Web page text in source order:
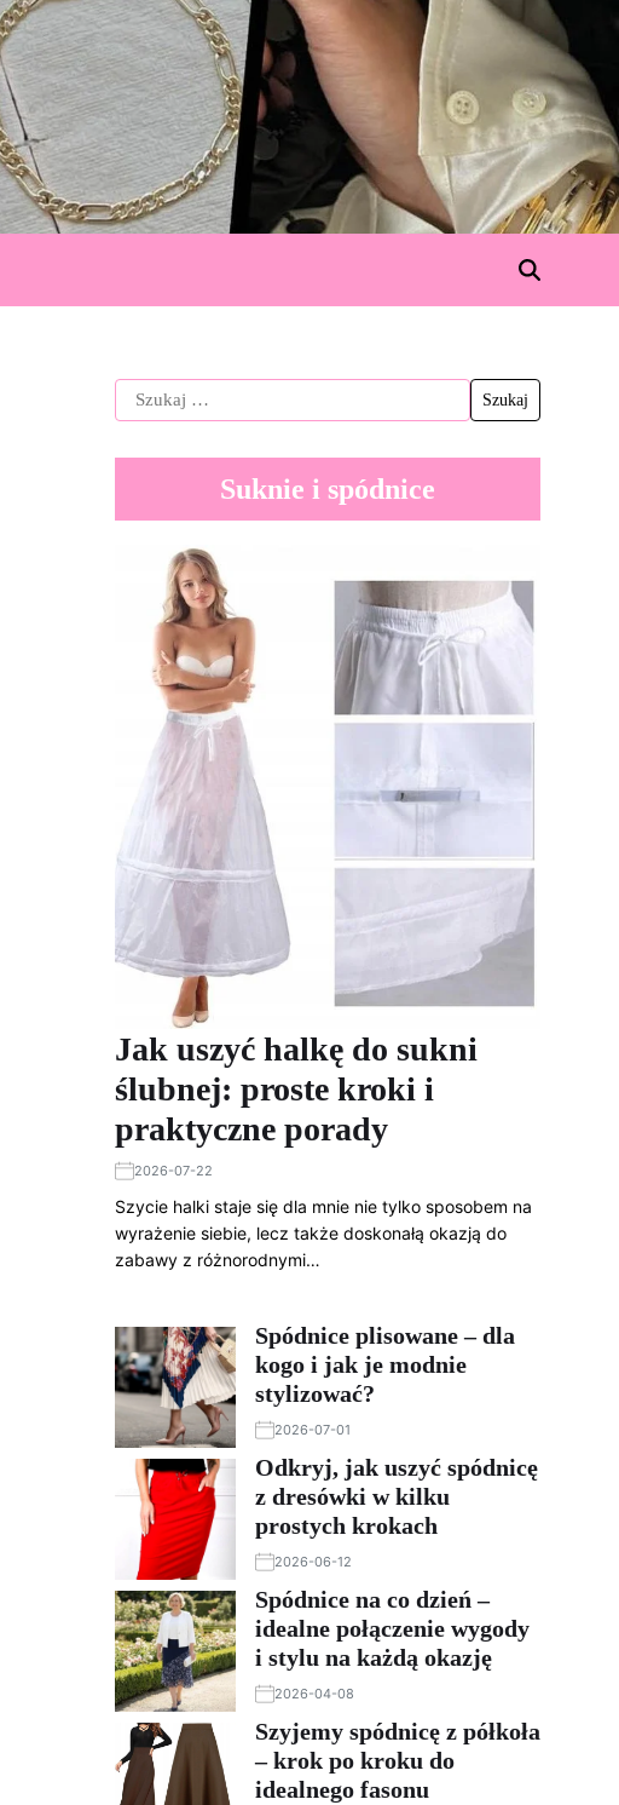
Suknie i spódnice
Jak uszyć halkę do sukni
ślubnej: proste kroki i
praktyczne porady
2026-07-22
Szycie halki staje się dla mnie nie tylko sposobem na
wyrażenie siebie, lecz także doskonałą okazją do
zabawy z różnorodnymi…
Spódnice plisowane – dla
kogo i jak je modnie
stylizować?
2026-07-01
Odkryj, jak uszyć spódnicę
z dresówki w kilku
prostych krokach
2026-06-12
Spódnice na co dzień –
idealne połączenie wygody
i stylu na każdą okazję
2026-04-08
Szyjemy spódnicę z półkoła
– krok po kroku do
idealnego fasonu